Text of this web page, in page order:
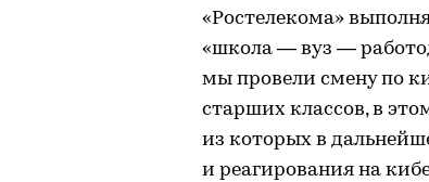
«Ростелекома»
«школа — вуз —
мы провели смену по
старших классов, в
из которых в
и реагирования на